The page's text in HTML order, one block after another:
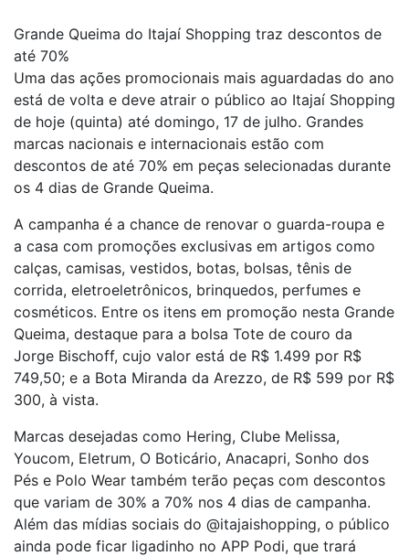
Grande Queima do Itajaí Shopping traz descontos de
até 70%
Uma das ações promocionais mais aguardadas do ano
está de volta e deve atrair o público ao Itajaí Shopping
de hoje (quinta) até domingo, 17 de julho. Grandes
marcas nacionais e internacionais estão com
descontos de até 70% em peças selecionadas durante
os 4 dias de Grande Queima.
A campanha é a chance de renovar o guarda-roupa e
a casa com promoções exclusivas em artigos como
calças, camisas, vestidos, botas, bolsas, tênis de
corrida, eletroeletrônicos, brinquedos, perfumes e
cosméticos. Entre os itens em promoção nesta Grande
Queima, destaque para a bolsa Tote de couro da
Jorge Bischoff, cujo valor está de R$ 1.499 por R$
749,50; e a Bota Miranda da Arezzo, de R$ 599 por R$
300, à vista.
Marcas desejadas como Hering, Clube Melissa,
Youcom, Eletrum, O Boticário, Anacapri, Sonho dos
Pés e Polo Wear também terão peças com descontos
que variam de 30% a 70% nos 4 dias de campanha.
Além das mídias sociais do @itajaishopping, o público
ainda pode ficar ligadinho no APP Podi, que trará